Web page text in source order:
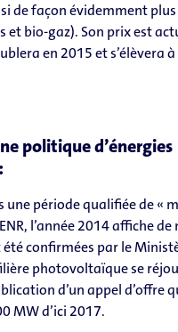
de façon évidemment
et bio-gaz). Son prix est
en 2015 et s’élèvera
politique d’énergies
une période qualifiée de «
l’année 2014 affiche de
confirmées par le
photovoltaïque se
d’un appel d’offre
MW d’ici 2017.